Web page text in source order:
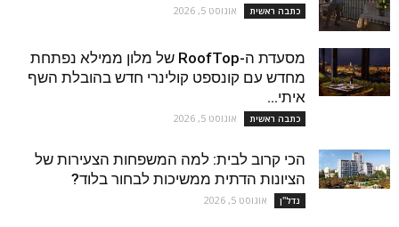
כתבה ראשית אוגוסט 5, 2026
מסעדת ה-RoofTop של מלון ממילא נפתחת
מחדש עם קונספט קולינרי חדש בהובלת השף
איתי...
כתבה ראשית אוגוסט 5, 2026
הכי קרוב לבית: למה המשפחות הצעירות של
הציונות הדתית ממשיכות לבחור בלוד?
נדל''ן אוגוסט 5, 2026